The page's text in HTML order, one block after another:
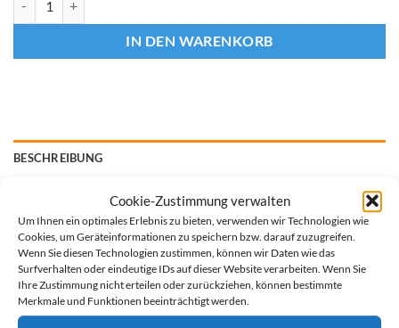
Cookie-Zustimmung verwalten
Um Ihnen ein optimales Erlebnis zu bieten, verwenden wir Technologien wie
Cookies, um Geräteinformationen zu speichern bzw. darauf zuzugreifen.
Wenn Sie diesen Technologien zustimmen, können wir Daten wie das
Surfverhalten oder eindeutige IDs auf dieser Website verarbeiten. Wenn Sie
Ihre Zustimmung nicht erteilen oder zurückziehen, können bestimmte
Merkmale und Funktionen beeinträchtigt werden.
IN DEN WARENKORB
BESCHREIBUNG
PVC-T-Stück 90° mit einem Durchmesser von 63 mm, ideal
zur Abzweigung von Rohrleitungssystemen.
PVC-Reiniger und Spezialklebstoff finden Sie ebenfalls in
unserem Shop.